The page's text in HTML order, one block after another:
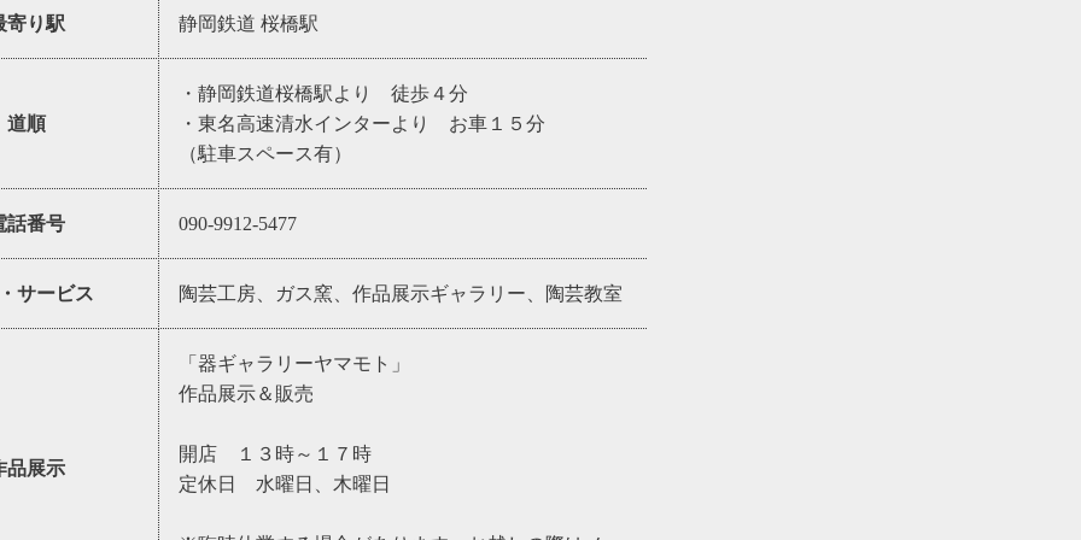
寄り駅 静岡鉄道 桜橋駅
道順
・静岡鉄道桜橋駅より 徒歩４分
・東名高速清水インターより お車１５分
（駐車スペース有）
話番号 090-9912-5477
サービス 陶芸工房、ガス窯、作品展示ギャラリー、陶芸教室
品展示
「器ギャラリーヤマモト」
作品展示＆販売
開店 １３時～１７時
定休日 水曜日、木曜日